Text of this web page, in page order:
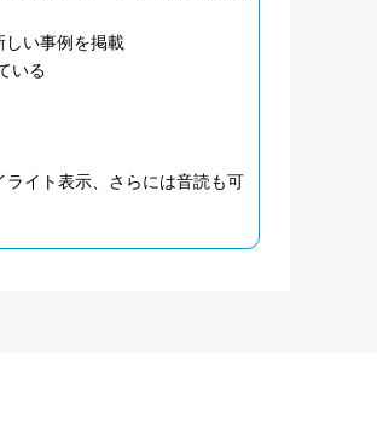
しい事例を掲載
いる
イト表示、さらには音読も可